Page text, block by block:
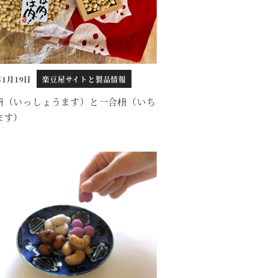
（いっしょうます）と一合枡（いち
）
月19日 楽豆屋サイトと製品情報